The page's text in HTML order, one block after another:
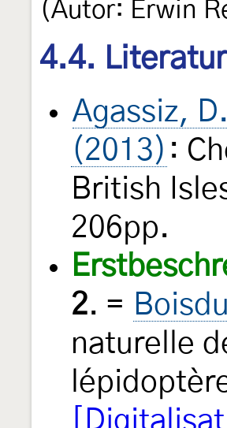
(Autor: Erwin
4.4. Literatur
Agassiz,
(2013) :
British
206pp.
2. =
naturelle